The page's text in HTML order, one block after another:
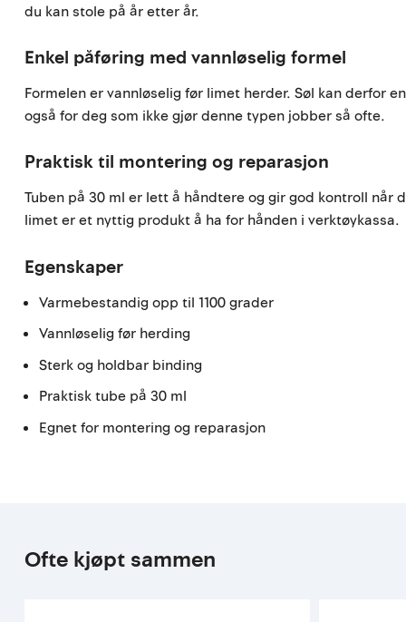
du kan stole på år etter år.
Enkel påføring med vannløselig formel
Formelen er vannløselig før limet herder. Søl kan derfor
også for deg som ikke gjør denne typen jobber så ofte.
Praktisk til montering og reparasjon
Tuben på 30 ml er lett å håndtere og gir god kontroll
limet er et nyttig produkt å ha for hånden i verktøykassa.
Egenskaper
Varmebestandig opp til 1100 grader
Vannløselig før herding
Sterk og holdbar binding
Praktisk tube på 30 ml
Egnet for montering og reparasjon
Ofte kjøpt sammen